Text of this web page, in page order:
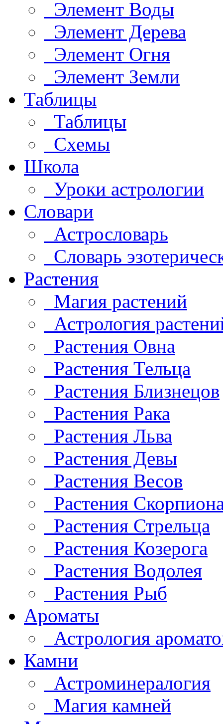
Элемент Воды
Элемент Дерева
Элемент Огня
Элемент Земли
Таблицы
Таблицы
Схемы
Школа
Уроки астрологии
Словари
Астрословарь
Словарь
Растения
Магия растений
Астрология
Растения Овна
Растения Тельца
Растения Близнецов
Растения Рака
Растения Льва
Растения Девы
Растения Весов
Растения
Растения Стрельца
Растения Козерога
Растения Водолея
Растения Рыб
Ароматы
Астрология
Камни
Астроминералогия
Магия камней